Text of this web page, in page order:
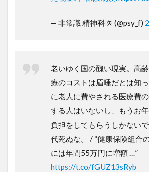
— 非常識 精神科医 (@psy_f)
老いゆく国の醜い現実。高
療のコストは眉唾だとは知
に老人に費やされる医療費
する人はいないし、もうお
負担をしてもらうしかない
代死ぬな。 / “健康保険組合
には年間55万円に増額 …”
https://t.co/fGUZ13sRyb